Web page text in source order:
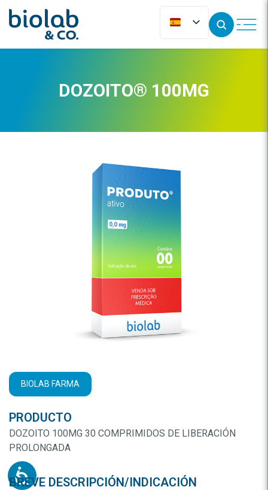
DOZOITO® 100MG
BIOLAB FARMA
PRODUCTO
DOZOITO 100MG 30 COMPRIMIDOS DE LIBERACIÓN
PROLONGADA
BREVE DESCRIPCIÓN/INDICACIÓN